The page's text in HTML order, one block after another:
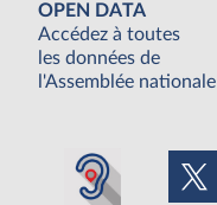
OPEN DATA
Accédez à toutes
les données de
l'Assemblée nationale